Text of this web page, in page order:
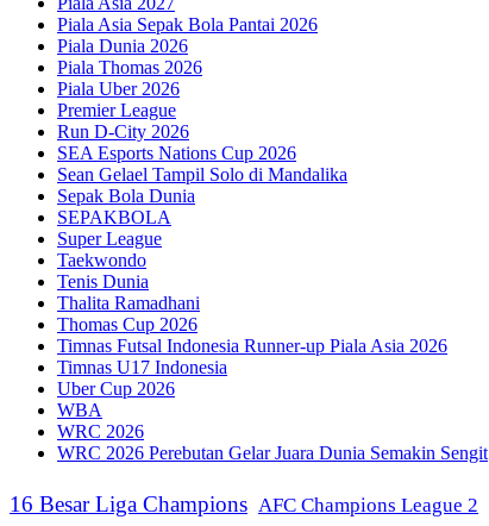
Piala Asia Sepak Bola Pantai 2026
Piala Dunia 2026
Piala Thomas 2026
Piala Uber 2026
Premier League
Run D-City 2026
SEA Esports Nations Cup 2026
Sean Gelael Tampil Solo di Mandalika
Sepak Bola Dunia
SEPAKBOLA
Super League
Taekwondo
Tenis Dunia
Thalita Ramadhani
Thomas Cup 2026
Timnas Futsal Indonesia Runner-up Piala Asia 2026
Timnas U17 Indonesia
Uber Cup 2026
WBA
WRC 2026
WRC 2026 Perebutan Gelar Juara Dunia Semakin Sengit
16 Besar Liga Champions AFC Champions League 2